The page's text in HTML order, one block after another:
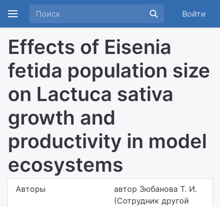
Войти
Effects of Eisenia
fetida population size
on Lactuca sativa
growth and
productivity in model
ecosystems
Авторы
автор Зюбанова Т. И.
(Сотрудник другой